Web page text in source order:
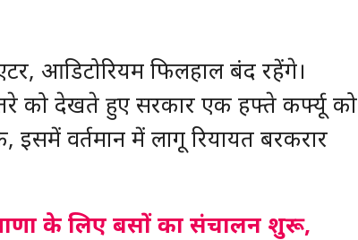
आडिटोरियम फिलहाल बंद रहेंगे।
को देखते हुए सरकार एक हफ्ते कर्फ्यू को
इसमें वर्तमान में लागू रियायत बरकरार
के लिए बसों का संचालन शुरू,